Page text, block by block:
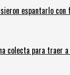
espantarlo
colecta para traer